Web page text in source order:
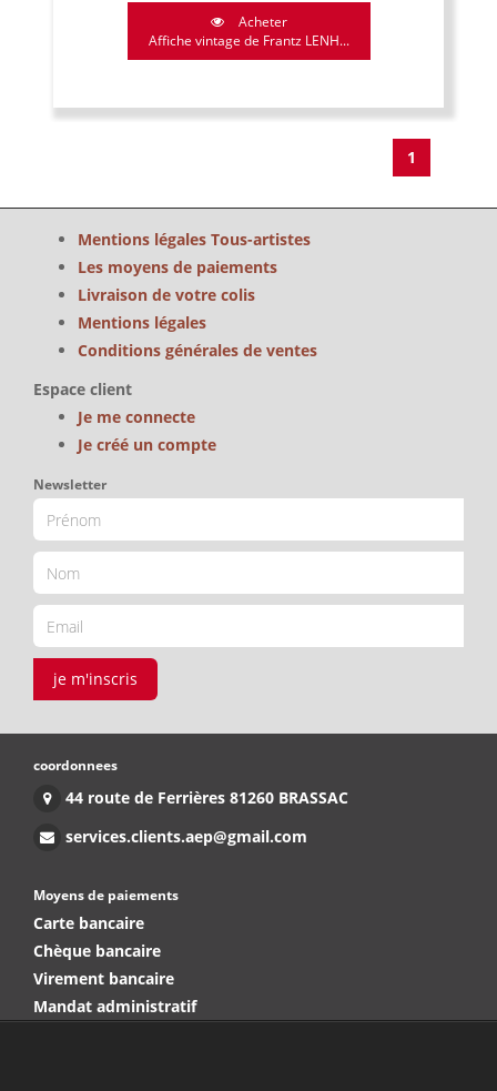
Acheter
Affiche vintage de Frantz LENH...
1
Mentions légales Tous-artistes
Les moyens de paiements
Livraison de votre colis
Mentions légales
Conditions générales de ventes
Espace client
Je me connecte
Je créé un compte
Newsletter
je m'inscris
coordonnees
44 route de Ferrières 81260 BRASSAC
services.clients.aep@gmail.com
Moyens de paiements
Carte bancaire
Chèque bancaire
Virement bancaire
Mandat administratif